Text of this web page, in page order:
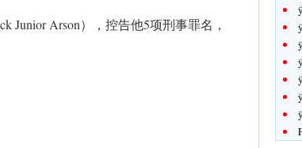
Junior Arson），控告他5项刑事罪名，